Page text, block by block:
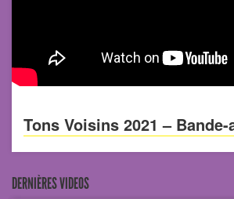
Tons Voisins 2021 –
DERNIÈRES VIDEOS